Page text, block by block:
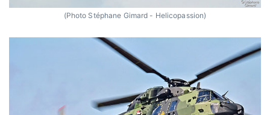
(Photo Stéphane Gimard - Helicopassion)